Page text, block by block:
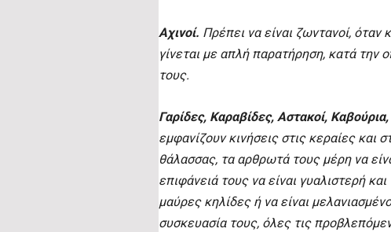
Αχινοί. Πρέπει να είναι ζωντανοί,
γίνεται με απλή παρατήρηση, κατά την
τους.
Γαρίδες, Καραβίδες, Αστακοί,
εμφανίζουν κινήσεις στις κεραίες και
θάλασσας, τα αρθρωτά τους μέρη να
επιφάνειά τους να είναι γυαλιστερή
μαύρες κηλίδες ή να είναι
συσκευασία τους, όλες τις